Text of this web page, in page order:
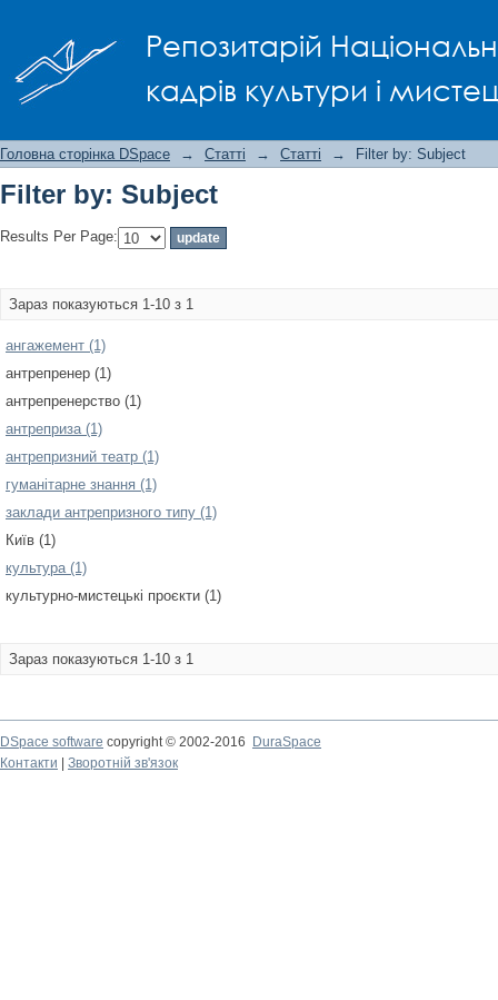
Репозитарій
кадрів культури і
Головна сторінка DSpace → Статті → Статті → Filter by: Subject
Filter by: Subject
Results Per Page:
Зараз показуються 1-10 з 1
ангажемент (1)
антрепренер (1)
антрепренерство (1)
антреприза (1)
антрепризний театр (1)
гуманітарне знання (1)
заклади антрепризного типу (1)
Київ (1)
культура (1)
культурно-мистецькі проєкти (1)
Зараз показуються 1-10 з 1
DSpace software copyright © 2002-2016
DuraSpace
Контакти
Зворотній зв'язок